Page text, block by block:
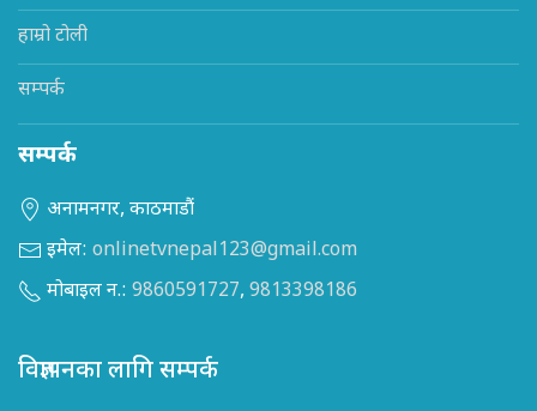
हाम्रो टोली
सम्पर्क
सम्पर्क
अनामनगर, काठमाडौं
इमेल: onlinetvnepal123@gmail.com
मोबाइल न.: 9860591727, 9813398186
विज्ञापनका लागि सम्पर्क